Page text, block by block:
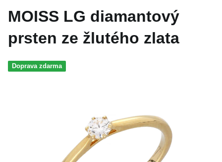
ŘETÍZKY
NÁRAMKY
PRSTENY
MOISS LG diamantový
prsten ze žlutého zlata
Doprava zdarma